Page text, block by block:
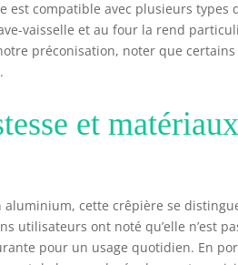
est compatible avec plusieurs types
vaisselle et au four la rend
préconisation, noter que
et
aluminium, cette crêpière se
utilisateurs ont noté qu’elle n’est
pour un usage quotidien. En